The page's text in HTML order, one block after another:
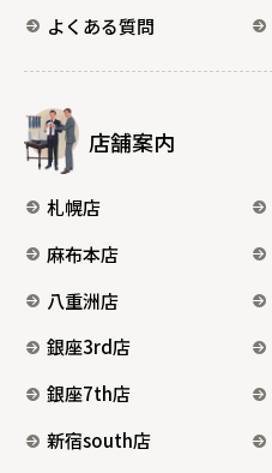
よくある質問
店舗案内
札幌店
麻布本店
八重洲店
銀座3rd店
銀座7th店
新宿south店